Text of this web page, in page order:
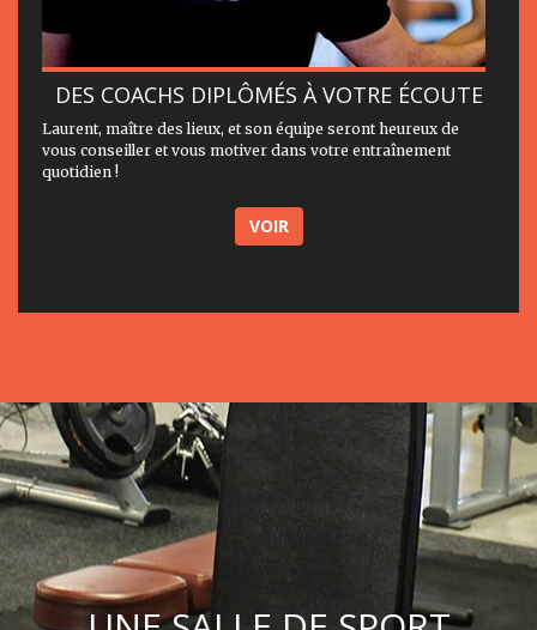
DES COACHS DIPLÔMÉS À VOTRE ÉCOUTE
Laurent, maître des lieux, et son équipe seront heureux de
vous conseiller et vous motiver dans votre entraînement
quotidien !
VOIR